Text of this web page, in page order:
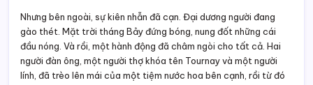
Nhưng bên ngoài, sự kiên nhẫn đã cạn. Đại dương người đang
gào thét. Mặt trời tháng Bảy đứng bóng, nung đốt những cái
đầu nóng. Và rồi, một hành động đã châm ngòi cho tất cả. Hai
người đàn ông, một người thợ khóa tên Tournay và một người
lính, đã trèo lên mái của một tiệm nước hoa bên cạnh, rồi từ đó